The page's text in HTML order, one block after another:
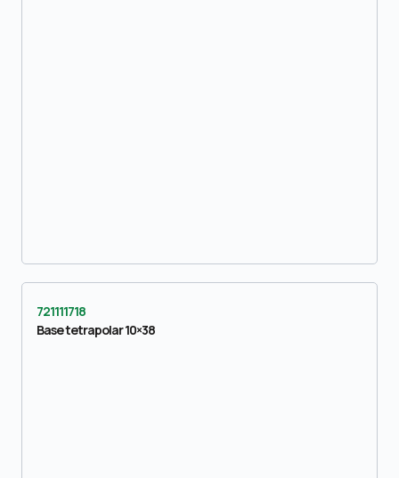
721111718
Base tetrapolar 10×38